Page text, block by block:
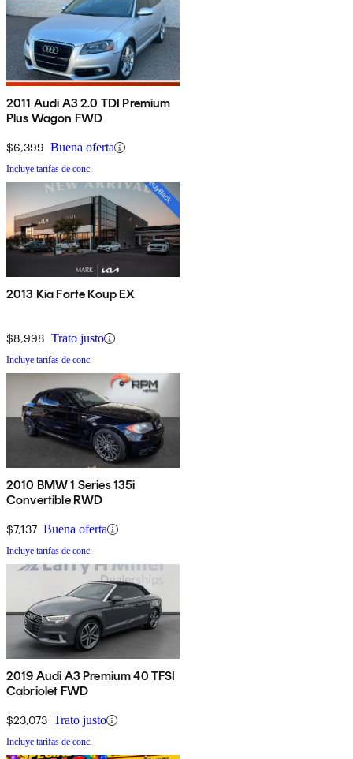
2011 Audi A3 2.0 TDI Premium
Plus Wagon FWD
$6,399 Buena oferta
Incluye tarifas de conc.
2013 Kia Forte Koup EX
$8,998 Trato justo
Incluye tarifas de conc.
2010 BMW 1 Series 135i
Convertible RWD
$7,137 Buena oferta
Incluye tarifas de conc.
2019 Audi A3 Premium 40 TFSI
Cabriolet FWD
$23,073 Trato justo
Incluye tarifas de conc.